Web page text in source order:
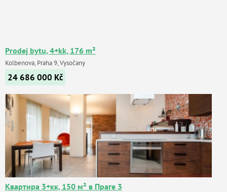
Prodej bytu, 4+kk, 176 m²
Kolbenova, Praha 9, Vysočany
24 686 000 Kč
Квартира 3+кк, 150 м² в Праге 3